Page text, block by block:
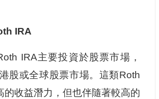
IRA
IRA主要投資於股票市場，
股或全球股票市場。這類Roth
的收益潛力，但也伴隨著較高的